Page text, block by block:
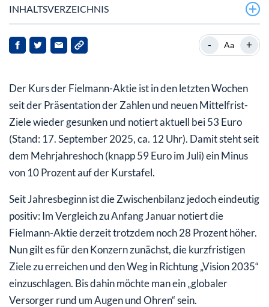
INHALTSVERZEICHNIS
Fielmann: Das sind die ehrgeizigen Ziele
- Aa +
Der Kurs der Fielmann-Aktie ist in den letzten Wochen
seit der Präsentation der Zahlen und neuen Mittelfrist-
Ziele wieder gesunken und notiert aktuell bei 53 Euro
(Stand: 17. September 2025, ca. 12 Uhr). Damit steht seit
dem Mehrjahreshoch (knapp 59 Euro im Juli) ein Minus
von 10 Prozent auf der Kurstafel.
Seit Jahresbeginn ist die Zwischenbilanz jedoch eindeutig
positiv: Im Vergleich zu Anfang Januar notiert die
Fielmann-Aktie derzeit trotzdem noch 28 Prozent höher.
Nun gilt es für den Konzern zunächst, die kurzfristigen
Ziele zu erreichen und den Weg in Richtung „Vision 2035“
einzuschlagen. Bis dahin möchte man ein „globaler
Versorger rund um Augen und Ohren“ sein.